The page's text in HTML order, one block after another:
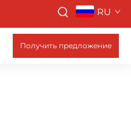
RU
Получить предложение